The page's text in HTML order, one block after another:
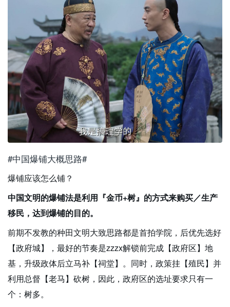
#中国爆铺大概思路#
爆铺应该怎么铺？
中国文明的爆铺法是利用『金币+树』的方式来购买／生产
移民，达到爆铺的目的。
前期不发教的种田文明大致思路都是首拍学院，后优先选好
【政府城】，最好的节奏是zzzx解锁前完成【政府区】地
基，升级政体后立马补【祠堂】。同时，政策挂【殖民】并
利用总督【老马】砍树，因此，政府区的选址要求只有一
个：树多。